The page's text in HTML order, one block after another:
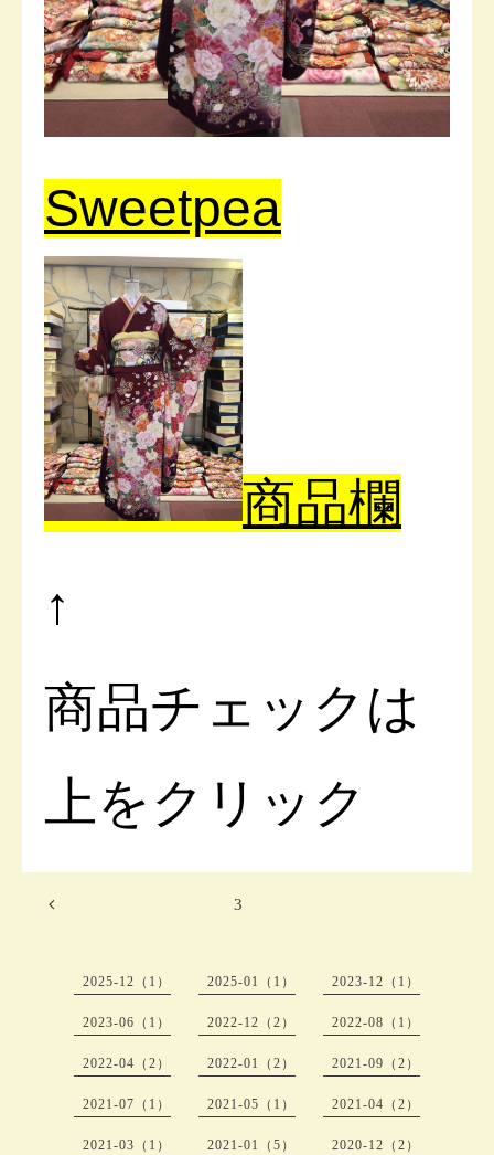
Sweetpea
商品欄
↑
商品チェックは
上をクリック
3
2025-12（1） 2025-01（1） 2023-12（1）
2023-06（1） 2022-12（2） 2022-08（1）
2022-04（2） 2022-01（2） 2021-09（2）
2021-07（1） 2021-05（1） 2021-04（2）
2021-03（1） 2021-01（5） 2020-12（2）